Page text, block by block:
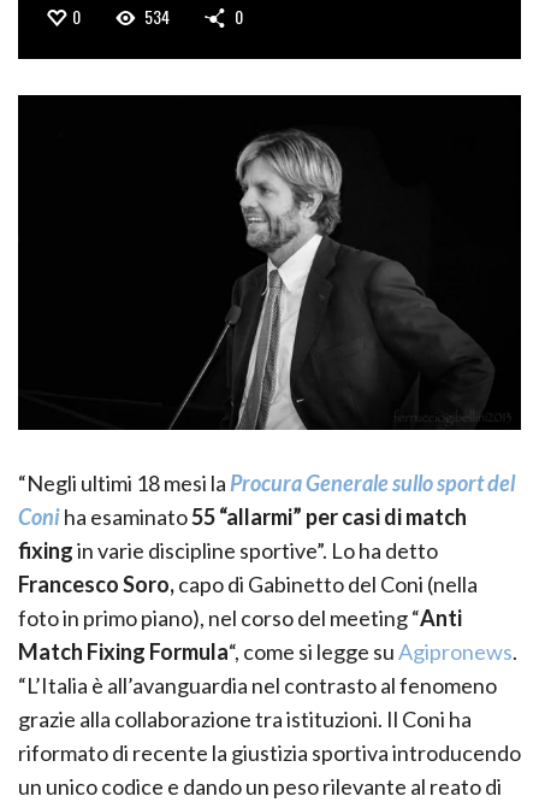
0 534 0
“Negli ultimi 18 mesi laProcura Generale sullo sport del
Coniha esaminato55 “allarmi” per casi di match
fixingin varie discipline sportive”. Lo ha detto
Francesco Soro,capo di Gabinetto del Coni (nella
foto in primo piano), nel corso del meeting “Anti
Match Fixing Formula“, come si legge suAgipronews.
“L’Italia è all’avanguardia nel contrasto al fenomeno
grazie alla collaborazione tra istituzioni. Il Coni ha
riformato di recente la giustizia sportiva introducendo
un unico codice e dando un peso rilevante al reato di